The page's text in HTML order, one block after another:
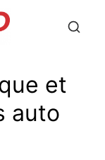
et
auto